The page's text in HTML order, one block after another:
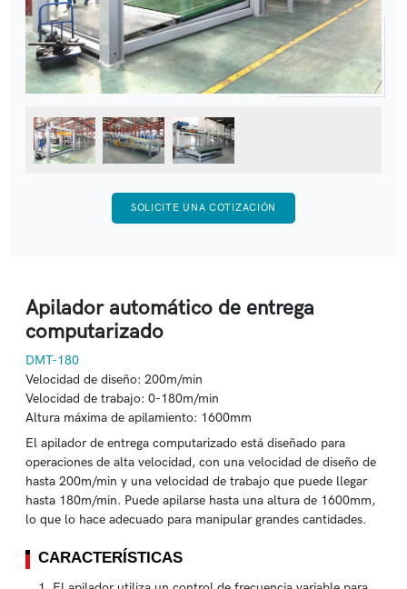
SOLICITE UNA COTIZACIÓN
Apilador automático de entrega
computarizado
DMT-180
Velocidad de diseño: 200m/min
Velocidad de trabajo: 0-180m/min
Altura máxima de apilamiento: 1600mm
El apilador de entrega computarizado está diseñado para
operaciones de alta velocidad, con una velocidad de diseño de
hasta 200m/min y una velocidad de trabajo que puede llegar
hasta 180m/min. Puede apilarse hasta una altura de 1600mm,
lo que lo hace adecuado para manipular grandes cantidades.
CARACTERÍSTICAS